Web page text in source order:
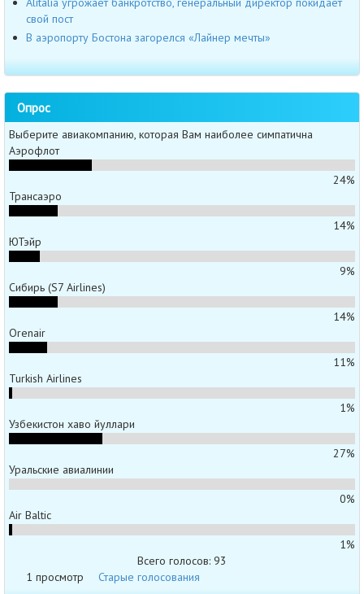
свой пост
В аэропорту Бостона загорелся «Лайнер мечты»
Опрос
Выберите авиакомпанию, которая Вам наиболее симпатична
Аэрофлот
24%
Трансаэро
14%
ЮТэйр
9%
Сибирь (S7 Airlines)
14%
Orenair
11%
Turkish Airlines
1%
Узбекистон хаво йуллари
27%
Уральские авиалинии
0%
Air Baltic
1%
Всего голосов: 93
1 просмотр
Старые голосования